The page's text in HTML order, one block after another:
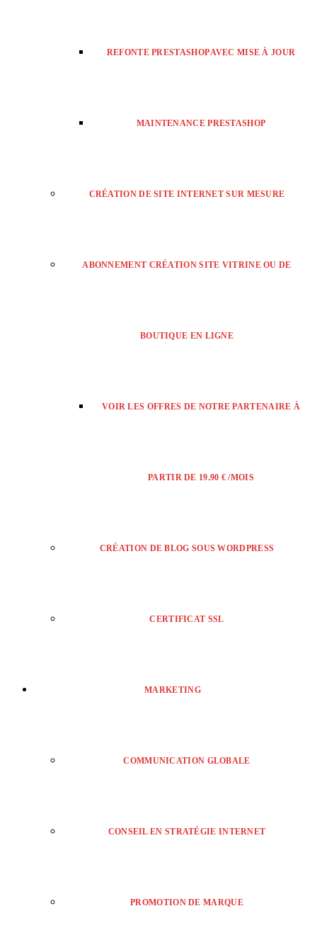
REFONTE PRESTASHOP AVEC MISE À JOUR
MAINTENANCE PRESTASHOP
CRÉATION DE SITE INTERNET SUR MESURE
ABONNEMENT CRÉATION SITE VITRINE OU DE
BOUTIQUE EN LIGNE
VOIR LES OFFRES DE NOTRE PARTENAIRE À
PARTIR DE 19.90 € /MOIS
CRÉATION DE BLOG SOUS WORDPRESS
CERTIFICAT SSL
MARKETING
COMMUNICATION GLOBALE
CONSEIL EN STRATÉGIE INTERNET
PROMOTION DE MARQUE